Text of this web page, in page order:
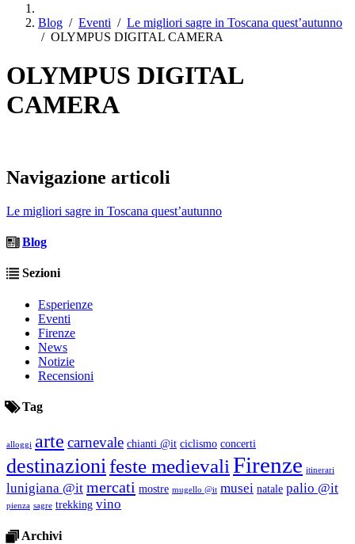
Blog / Eventi / Le migliori sagre in Toscana quest’autunno
/ OLYMPUS DIGITAL CAMERA
OLYMPUS DIGITAL
CAMERA
Navigazione articoli
Le migliori sagre in Toscana quest’autunno
Blog
Sezioni
Esperienze
Eventi
Firenze
News
Notizie
Recensioni
Tag
alloggi arte carnevale chianti @it ciclismo concerti
destinazionifeste medievali Firenze itinerari
lunigiana @it mercati mostre mugello @it musei natale palio @it
pienza sagre trekking vino
Archivi